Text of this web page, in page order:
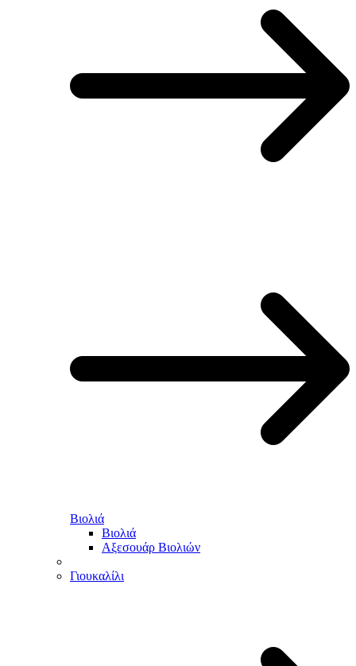
Βιολιά
Βιολιά
Αξεσουάρ Βιολιών
Γιουκαλίλι